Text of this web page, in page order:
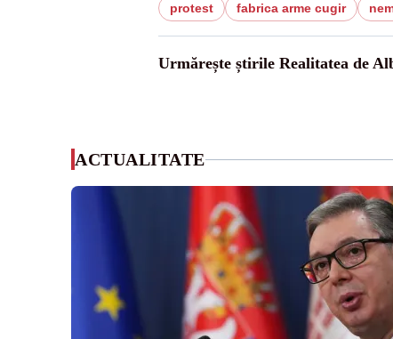
protest fabrica arme cugir
Urmărește știrile Realitatea de
ACTUALITATE